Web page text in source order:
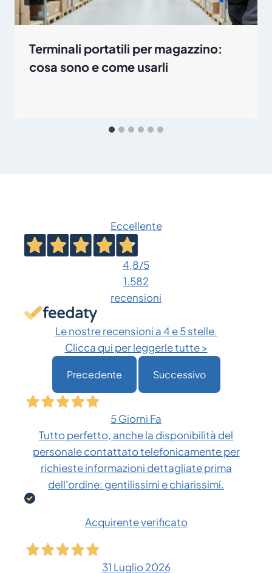
Terminali portatili per magazzino:
cosa sono e come usarli
Eccellente
4,8/5
1.582
recensioni
Le nostre recensioni a 4 e 5 stelle.
Clicca qui per leggerle tutte >
Precedente Successivo
5 Giorni Fa
Tutto perfetto, anche la disponibilità del
personale contattato telefonicamente per
richieste informazioni dettagliate prima
dell'ordine: gentilissimi e chiarissimi.
Acquirente verificato
31 Luglio 2026